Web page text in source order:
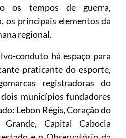
os tempos de guerra,
os principais elementos da
regional.
conduto há espaço para
praticante do esporte,
registradoras do
municípios fundadores
Lebon Régis, Coração do
Grande, Capital Cabocla